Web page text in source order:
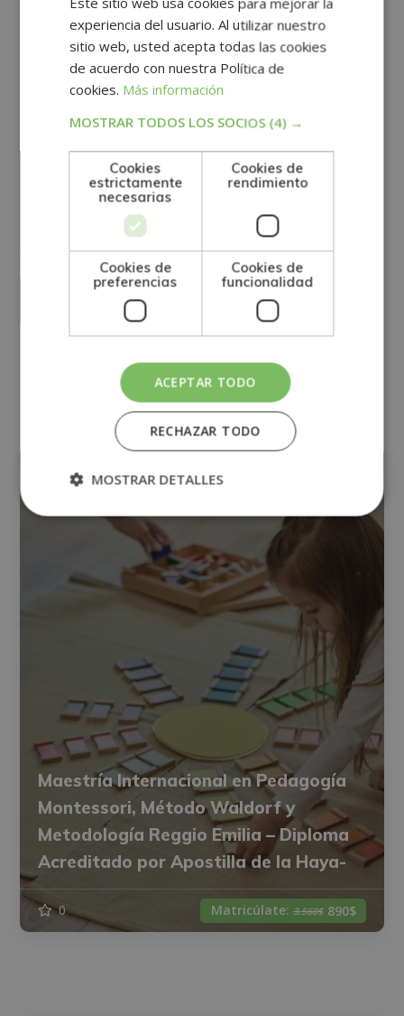
GRUPO TARRACO DE ESCUELAS DE FORMACIÓN DE POSTGRADO, S.L., CIF:
B01589969, Domicilio: C/ Amadeu Vives, 5, Bloque 1 - Bajo C, 43481, La
Finalidad del Tratamiento: Tratamos la información que nos facilita con el
fin de enviarle correos electrónicos de tipo comercial relacionado con
los productos ofrecidos y otros tipo de productos que fueran de su
Legitimación del tratamiento: Consentimiento del interesado.
Derechos: Puede ejercitar sus derechos identificándose suficientemente,
dirigiéndose a la dirección direccion@grupotarraco.com.
Para más información consulte nuestra Política de Privacidad.
Desea recibir información comercial (vía telefónica y/o email):
Otras titulaciones
OTRAS TITULACIONES
Maestría Internacional en Pedagogía
Montessori, Método Waldorf y
Metodología Reggio Emilia – Diploma
Acreditado por Apostilla de la Haya-
0 Matricúlate:3.560$ 890$
experiencia del usuario. Al utilizar nuestro
sitio web, usted acepta todas las cookies
de acuerdo con nuestra Política de
cookies. Más información
MOSTRAR TODOS LOS SOCIOS (4) →
Cookies
estrictamente
necesarias
Cookies de
rendimiento
Cookies de
preferencias
Cookies de
funcionalidad
ACEPTAR TODO
RECHAZAR TODO
MOSTRAR DETALLES